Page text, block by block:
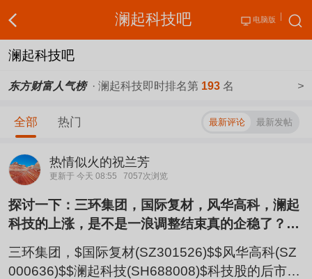
澜起科技吧 电脑版
澜起科技吧
东方财富人气榜· 澜起科技即时排名第 193 名 >
全部 热门 最新评论 最新发帖
热情似火的祝兰芳
更新于 今天 08:55 7057次浏览
探讨一下：三环集团，国际复材，风华高科，澜起
科技的上涨，是不是一浪调整结束真的企稳了？它
们是反弹还是反转？还会不会二浪调整？
三环集团，$国际复材(SZ301526)$$风华高科(SZ
000636)$$澜起科技(SH688008)$科技股的后市可